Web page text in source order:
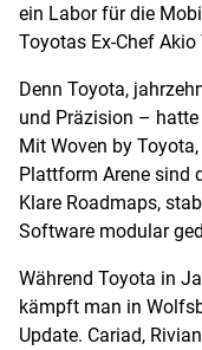
ein Labor für die
Toyotas Ex-Chef
Denn Toyota,
und Präzision –
Mit Woven by
Plattform Arene sind
Klare Roadmaps,
Software modular
Während Toyota in
kämpft man in
Update. Cariad,